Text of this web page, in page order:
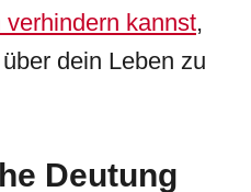
kannst,
dein Leben zu
Deutung